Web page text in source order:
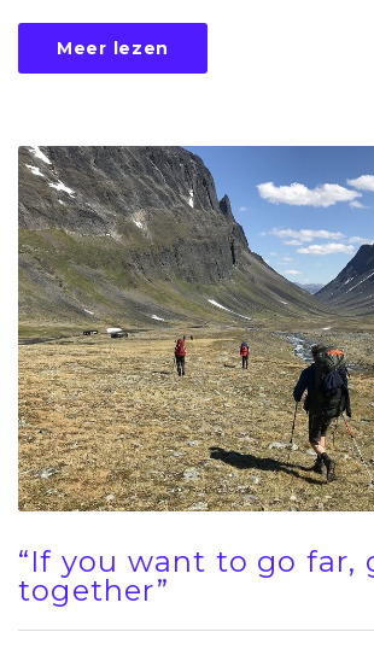
Meer lezen
“If you want to go far,
together”